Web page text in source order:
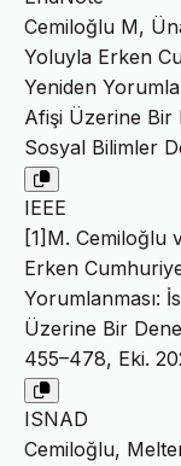
Cemiloğlu M,
Yoluyla Erken
Yeniden
Afişi Üzerine Bir
Sosyal Bilimler
IEEE
[1]M. Cemiloğlu
Erken
Yorumlanması:
Üzerine Bir
455–478, Eki.
ISNAD
Cemiloğlu,